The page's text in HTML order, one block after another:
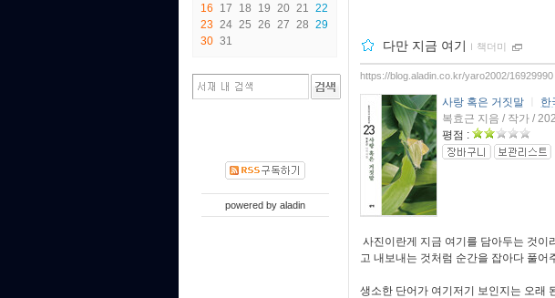
16
17 18 19 20 21
22
23 24 25 26 27 28 29
30 31
powered by aladin
다만 지금 여기 ｌ 책더미
https://blog.aladin.co.kr/yaro2002/16929990
사랑 혹은 거짓말
한
복효근 지음 / 작가 /
평점 :
사진이란게 지금 여기를 담아두는 것이
고 내보내는 것처럼 순간을 잡아다 풀어
생소한 단어가 여기저기 보인지는 오래